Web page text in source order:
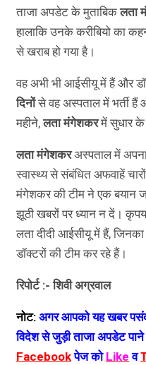
ताजा अपडेट के मुताबिकलता
हालाकि उनके करीबियो का
से खराब हो गया है।
वह अभी भी आईसीयू में हैं और
दिनोंसे वह अस्पताल में भर्ती हैं
महीने,लता मंगेशकरमें सुधार के
लता मंगेशकरअस्पताल में
स्वास्थ्य से संबंधित अफवाहें
मंगेशकर की टीम ने एक बयान
झूठी खबरों पर ध्यान न दें।
लता दीदी आईसीयू में हैं,
डॉक्टरों की टीम कर रहे हैं।
रिपोर्ट :- शिवी अग्रवाल
नोट: अगर आपको यह खबर
विदेश से जुड़ी ताजा अपडेट
Facebookपेज को Like व